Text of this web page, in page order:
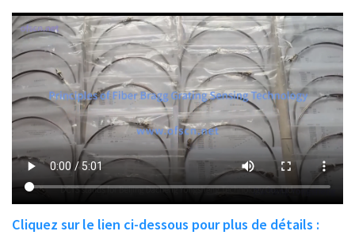
Cliquez sur le lien ci-dessous pour plus de détails :